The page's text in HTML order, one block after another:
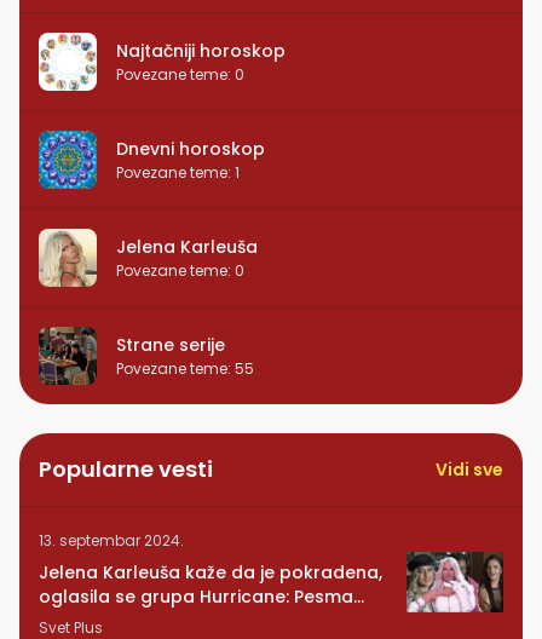
Najtačniji horoskop
Povezane teme: 0
Dnevni horoskop
Povezane teme: 1
Jelena Karleuša
Povezane teme: 0
Strane serije
Povezane teme: 55
Popularne vesti Vidi sve
13. septembar 2024.
Jelena Karleuša kaže da je pokradena,
oglasila se grupa Hurricane: Pesma
RUNDE je naša!
Svet Plus